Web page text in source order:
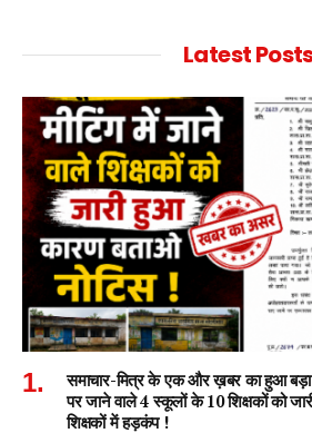
Latest
समाचार-मित्र के एक और ख़बर का हुआ
पर जाने वाले 4 स्कूलों के 10 शिक्षकों को
शिक्षकों में हड़कंप !